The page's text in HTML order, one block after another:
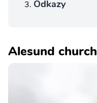
Odkazy
Alesund church